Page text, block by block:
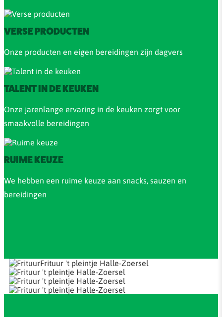
VERSE PRODUCTEN
Onze producten en eigen bereidingen zijn dagvers
TALENT IN DE KEUKEN
Onze jarenlange ervaring in de keuken zorgt voor
smaakvolle bereidingen
RUIME KEUZE
We hebben een ruime keuze aan snacks, sauzen en
bereidingen